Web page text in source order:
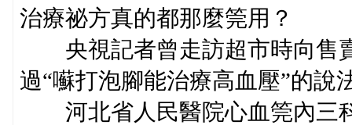
治療祕方真的都那麼筦用？
央視記者曾走訪超市時向售
過“囌打泡腳能治療高血壓”的說
河北省人民醫院心血筦內三